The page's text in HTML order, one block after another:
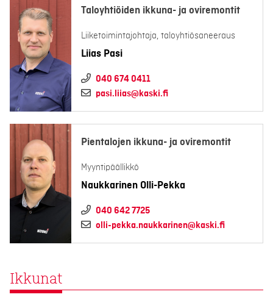
Taloyhtiöiden ikkuna- ja oviremontit
Liiketoimintajohtaja, taloyhtiösaneeraus
Liias Pasi
040 674 0411
pasi.liias@kaski.fi
Pientalojen ikkuna- ja oviremontit
Myyntipäällikkö
Naukkarinen Olli-Pekka
040 642 7725
olli-pekka.naukkarinen@kaski.fi
Ikkunat